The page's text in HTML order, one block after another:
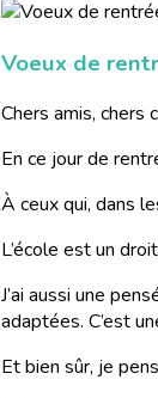
Voeux de
Chers amis, chers
En ce jour de
À ceux qui, dans
L’école est un
J’ai aussi une
adaptées. C’est
Et bien sûr, je